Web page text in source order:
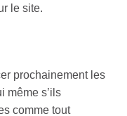
le site.
prochainement les
même s’ils
comme tout